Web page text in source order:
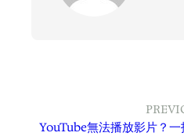
YouTube無法播放影片？